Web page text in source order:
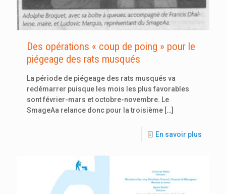
Des opérations « coup de poing » pour le
piégeage des rats musqués
La période de piégeage des rats musqués va
redémarrer puisque les mois les plus favorables
sont février-mars et octobre-novembre. Le
SmageAa relance donc pour la troisième […]
En savoir plus